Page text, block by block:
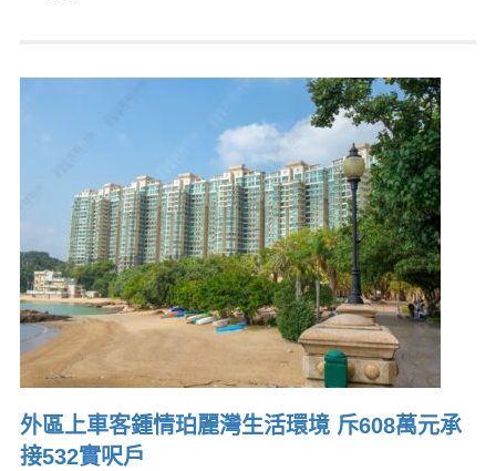
外區上車客鍾情珀麗灣生活環境 斥608萬元承
接532實呎戶